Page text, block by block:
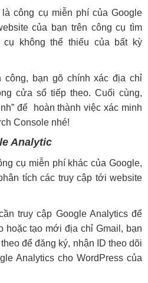
là công cụ miễn phí của Google
của bạn trên công cụ tìm
cụ không thể thiếu của bất kỳ
công, bạn gõ chính xác địa chỉ
cửa sổ tiếp theo. Cuối cùng,
để hoàn thành việc xác minh
Console nhé!
Analytic
cụ miễn phí khác của Google,
tích các truy cập tới website
truy cập Google Analytics để
hoặc tạo mới địa chỉ Gmail, bạn
để đăng ký, nhận ID theo dõi
Analytics cho WordPress của